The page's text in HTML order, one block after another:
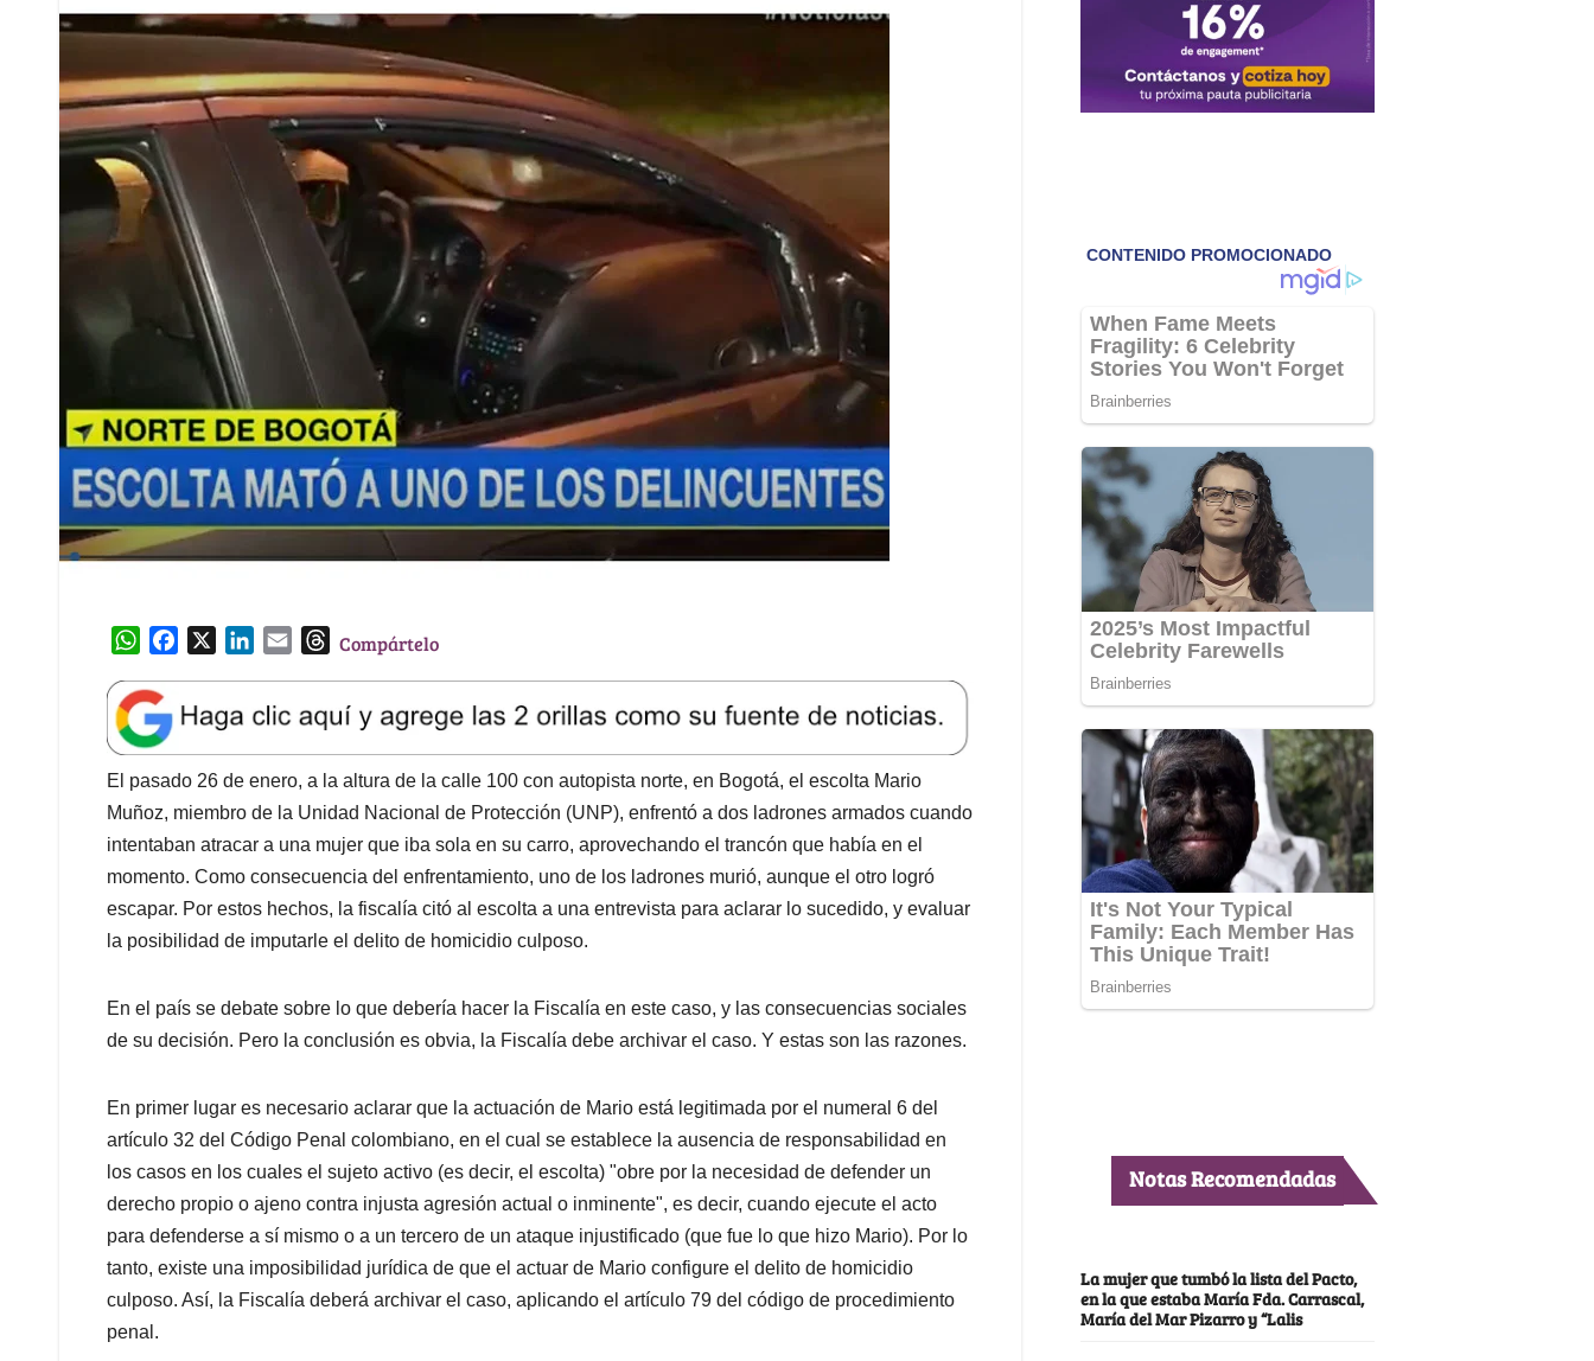
W
a
t
s
A
p
p
e
b
o
o
k
k
e
d
I
n
l
T
e
a
d
s
Compártelo
El pasado 26 de enero, a la altura de la calle 100 con autopista norte, en Bogotá, el escolta Mario
Muñoz, miembro de la Unidad Nacional de Protección (UNP), enfrentó a dos ladrones armados cuando
intentaban atracar a una mujer que iba sola en su carro, aprovechando el trancón que había en el
momento. Como consecuencia del enfrentamiento, uno de los ladrones murió, aunque el otro logró
escapar. Por estos hechos, la fiscalía citó al escolta a una entrevista para aclarar lo sucedido, y evaluar
la posibilidad de imputarle el delito de homicidio culposo.
En el país se debate sobre lo que debería hacer la Fiscalía en este caso, y las consecuencias sociales
de su decisión. Pero la conclusión es obvia, la Fiscalía debe archivar el caso. Y estas son las razones.
En primer lugar es necesario aclarar que la actuación de Mario está legitimada por el numeral 6 del
artículo 32 del Código Penal colombiano, en el cual se establece la ausencia de responsabilidad en
los casos en los cuales el sujeto activo (es decir, el escolta) "obre por la necesidad de defender un
derecho propio o ajeno contra injusta agresión actual o inminente", es decir, cuando ejecute el acto
para defenderse a sí mismo o a un tercero de un ataque injustificado (que fue lo que hizo Mario). Por lo
tanto, existe una imposibilidad jurídica de que el actuar de Mario configure el delito de homicidio
culposo. Así, la Fiscalía deberá archivar el caso, aplicando el artículo 79 del código de procedimiento
penal.
Notas Recomendadas
La mujer que tumbó la lista del Pacto,
en la que estaba María Fda. Carrascal,
María del Mar Pizarro y “Lalis